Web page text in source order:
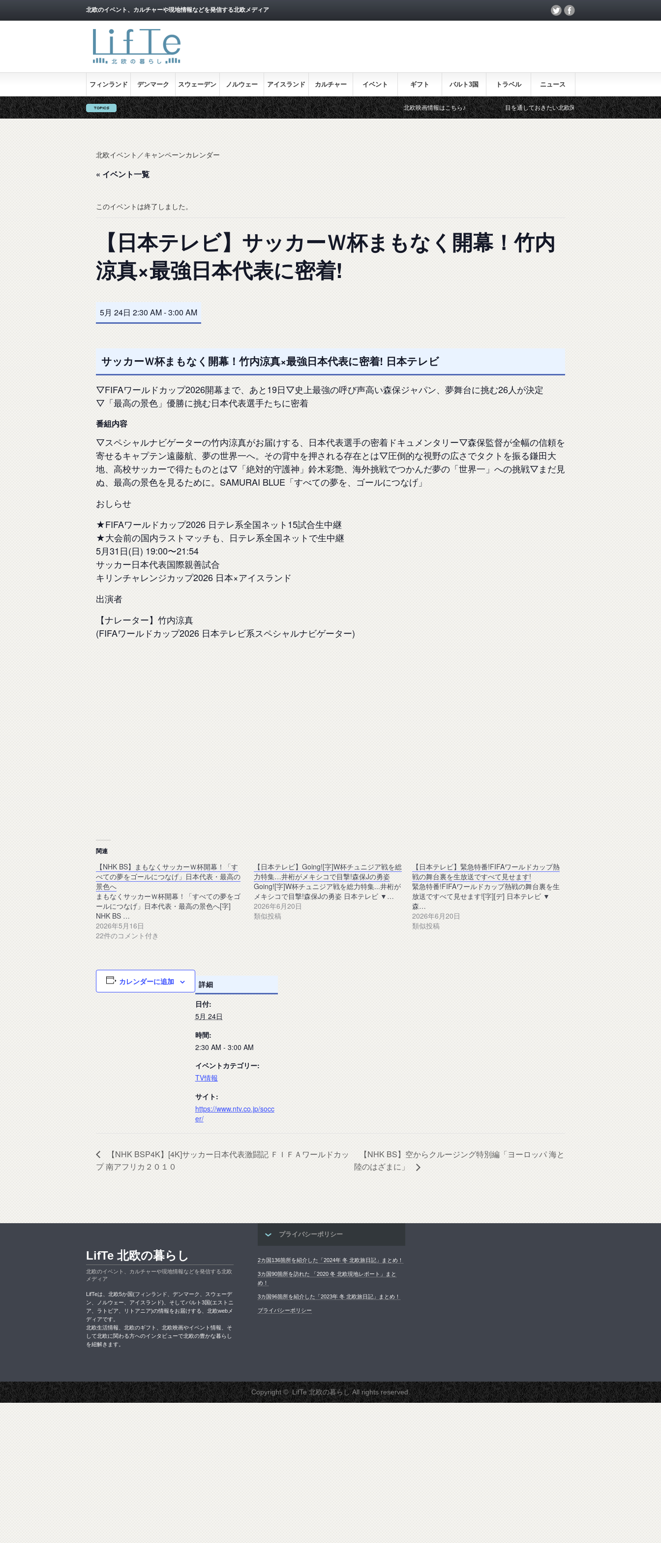
北欧のイベント、カルチャーや現地情報などを発信する北欧メディア
フィンランド デンマーク スウェーデン ノルウェー アイスランド カルチャー イベント ギフト バルト3国 トラベル ニュース
北欧映画情報はこちら♪ 目を通しておきたい北欧関連のイベント！ 北欧らしい
北欧イベント／キャンペーンカレンダー
« イベント一覧
このイベントは終了しました。
【日本テレビ】サッカーＷ杯まもなく開幕！竹内
涼真×最強日本代表に密着!
5月 24日 2:30 AM-3:00 AM
サッカーＷ杯まもなく開幕！竹内涼真×最強日本代表に密着! 日本テレビ
▽FIFAワールドカップ2026開幕まで、あと19日▽史上最強の呼び声高い森保ジャパン、夢舞台に挑む26人が決定
▽「最高の景色」優勝に挑む日本代表選手たちに密着
番組内容
▽スペシャルナビゲーターの竹内涼真がお届けする、日本代表選手の密着ドキュメンタリー▽森保監督が全幅の信頼を
寄せるキャプテン遠藤航、夢の世界一へ。その背中を押される存在とは▽圧倒的な視野の広さでタクトを振る鎌田大
地、高校サッカーで得たものとは▽「絶対的守護神」鈴木彩艶、海外挑戦でつかんだ夢の「世界一」への挑戦▽まだ見
ぬ、最高の景色を見るために。SAMURAI BLUE「すべての夢を、ゴールにつなげ」
おしらせ
★FIFAワールドカップ2026 日テレ系全国ネット15試合生中継
★大会前の国内ラストマッチも、日テレ系全国ネットで生中継
5月31日(日) 19:00〜21:54
サッカー日本代表国際親善試合
キリンチャレンジカップ2026 日本×アイスランド
出演者
【ナレーター】竹内涼真
(FIFAワールドカップ2026 日本テレビ系スペシャルナビゲーター)
関連
【NHK BS】まもなくサッカーＷ杯開幕！「す
べての夢をゴールにつなげ」日本代表・最高の
景色へ
まもなくサッカーＷ杯開幕！「すべての夢をゴ
ールにつなげ」日本代表・最高の景色へ[字]
NHK BS …
2026年5月16日
22件のコメント付き
【日本テレビ】Going![字]W杯チュニジア戦を総
力特集…井桁がメキシコで目撃!森保Jの勇姿
Going![字]W杯チュニジア戦を総力特集...井桁が
メキシコで目撃!森保Jの勇姿 日本テレビ ▼…
2026年6月20日
類似投稿
【日本テレビ】緊急特番!FIFAワールドカップ熱
戦の舞台裏を生放送ですべて見せます!
緊急特番!FIFAワールドカップ熱戦の舞台裏を生
放送ですべて見せます![字][デ] 日本テレビ ▼
森…
2026年6月20日
類似投稿
カレンダーに追加
詳細
日付:
5月 24日
時間:
2:30 AM - 3:00 AM
イベントカテゴリー:
TV情報
サイト:
https://www.ntv.co.jp/socc
er/
【NHK BSP4K】[4K]サッカー日本代表激闘記 ＦＩＦＡワールドカッ
プ 南アフリカ２０１０
【NHK BS】空からクルージング特別編「ヨーロッパ 海と
陸のはざまに」
プライバシーポリシー
2カ国136箇所を紹介した「2024年 冬 北欧旅日記」まとめ！
3カ国90箇所を訪れた 「2020 冬 北欧現地レポート」まと
め！
3カ国96箇所を紹介した「2023年 冬 北欧旅日記」まとめ！
プライバシーポリシー
LifTe 北欧の暮らし
北欧のイベント、カルチャーや現地情報などを発信する北欧
メディア
LifTeは、北欧5か国(フィンランド、デンマーク、スウェーデ
ン、ノルウェー、アイスランド)、そしてバルト3国(エストニ
ア、ラトビア、リトアニア)の情報をお届けする、北欧webメ
ディアです。
北欧生活情報、北欧のギフト、北欧映画やイベント情報、そ
して北欧に関わる方へのインタビューで北欧の豊かな暮らし
を紐解きます。
Copyright ©LifTe 北欧の暮らしAll rights reserved.